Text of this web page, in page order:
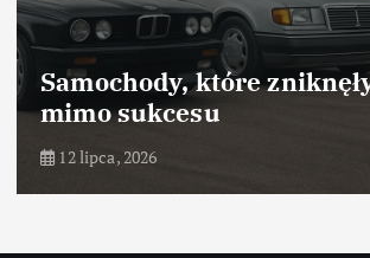
Samochody,
dzięki